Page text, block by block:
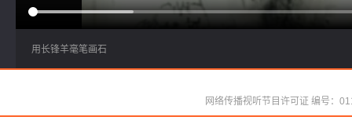
用长锋羊毫笔画石
网络传播视听节目许可证 编号：